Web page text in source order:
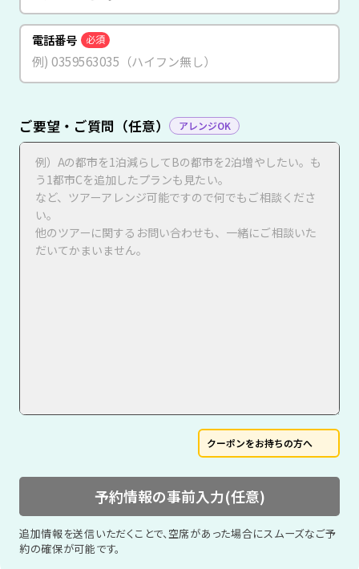
電話番号 必須
ご要望・ご質問（任意） アレンジOK
クーポンをお持ちの方へ
予約情報の事前入力(任意)
追加情報を送信いただくことで、空席があった場合にスムーズなご予
約の確保が可能です。